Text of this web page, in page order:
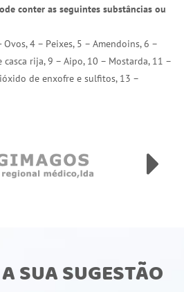
conter as seguintes substâncias ou
Ovos, 4 – Peixes, 5 – Amendoins, 6 –
casca rija, 9 – Aipo, 10 – Mostarda, 11 –
de enxofre e sulfitos, 13 –
SUA SUGESTÃO